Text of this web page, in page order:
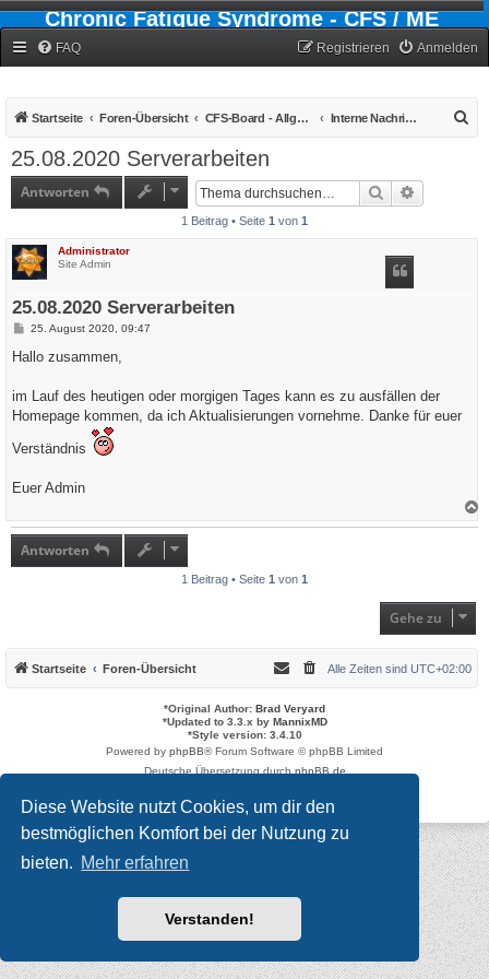
Diese Website nutzt Cookies, um dir den
bestmöglichen Komfort bei der Nutzung zu
bieten. Mehr erfahren
Verstanden!
Chronic Fatigue Syndrome - CFS / ME
FAQ Anmelden
Registrieren
Startseite Foren-Übersicht CFS-Board - Allgemein Interne Nachrichten und Ankündigungen
25.08.2020 Serverarbeiten
Antworten Suche
1 Beitrag • Seite 1 von 1
Administrator
Site Admin
25.08.2020 Serverarbeiten
B
i
a
25. August 2020, 09:47
Hallo zusammen,
im Lauf des heutigen oder morgigen Tages kann es zu ausfällen der
Homepage kommen, da ich Aktualisierungen vornehme. Danke für euer
Verständnis
Euer Admin
Antworten
1 Beitrag • Seite 1 von 1
Gehe zu
Startseite Foren-Übersicht Alle Zeiten sind UTC+02:00
*Original Author: Brad Veryard
*Updated to 3.3.x by MannixMD
*Style version: 3.4.10
Powered by phpBB® Forum Software © phpBB Limited
Deutsche Übersetzung durch phpBB.de